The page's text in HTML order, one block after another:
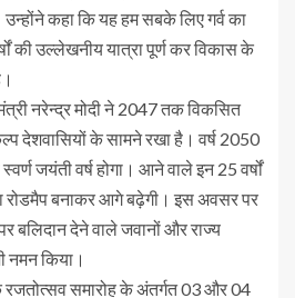
उन्होंने कहा कि यह हम सबके लिए गर्व का
की उल्लेखनीय यात्रा पूर्ण कर विकास के
नरेन्द्र मोदी ने 2047 तक विकसित
देशवासियों के सामने रखा है। वर्ष 2050
जयंती वर्ष होगा। आने वाले इन 25 वर्षों
रोडमैप बनाकर आगे बढ़ेगी। इस अवसर पर
बलिदान देने वाले जवानों और राज्य
नमन किया।
रजतोत्सव समारोह के अंतर्गत 03 और 04